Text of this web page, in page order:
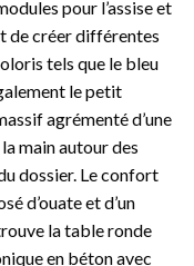
pour l’assise et
de créer différentes
tels que le bleu
le petit
agrémenté d’une
main autour des
dossier. Le confort
d’ouate et d’un
la table ronde
en béton avec